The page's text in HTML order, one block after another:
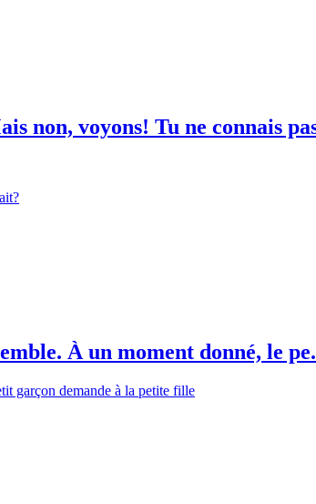
non, voyons! Tu ne connais
À un moment donné, le
garçon demande à la petite fille